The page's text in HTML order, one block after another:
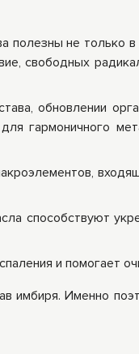
не только
свободных
обновлении
гармоничного
способствуют
и помогает
Именно